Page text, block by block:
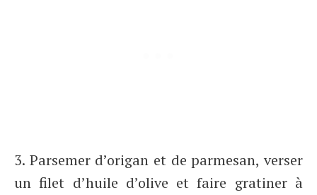
3. Parsemer d’origan et de parmesan, verser
un filet d’huile d’olive et faire gratiner à